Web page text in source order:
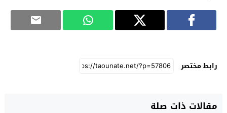
رابط مختصر
مقالات ذات صلة